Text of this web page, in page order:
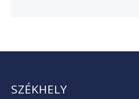
SZÉKHELY